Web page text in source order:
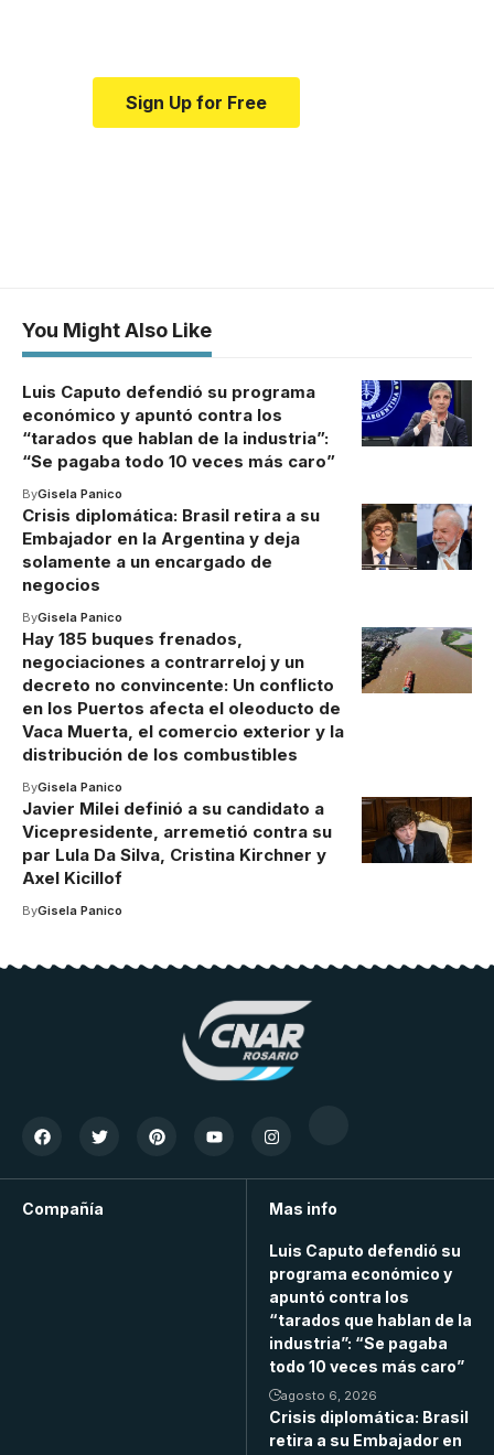
Sign Up for Free
You Might Also Like
Luis Caputo defendió su programa
económico y apuntó contra los
“tarados que hablan de la industria”:
“Se pagaba todo 10 veces más caro”
ByGisela Panico
Crisis diplomática: Brasil retira a su
Embajador en la Argentina y deja
solamente a un encargado de
negocios
ByGisela Panico
Hay 185 buques frenados,
negociaciones a contrarreloj y un
decreto no convincente: Un conflicto
en los Puertos afecta el oleoducto de
Vaca Muerta, el comercio exterior y la
distribución de los combustibles
ByGisela Panico
Javier Milei definió a su candidato a
Vicepresidente, arremetió contra su
par Lula Da Silva, Cristina Kirchner y
Axel Kicillof
ByGisela Panico
Compañía Mas info
Luis Caputo defendió su
programa económico y
apuntó contra los
“tarados que hablan de la
industria”: “Se pagaba
todo 10 veces más caro”
agosto 6, 2026
Crisis diplomática: Brasil
retira a su Embajador en